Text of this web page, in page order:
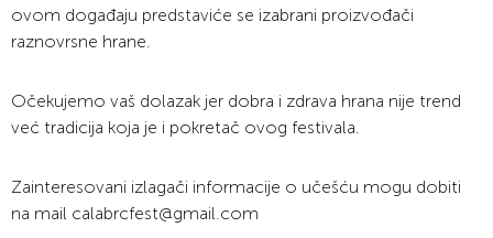
ovom događaju predstaviće se izabrani proizvođači
raznovrsne hrane.
Očekujemo vaš dolazak jer dobra i zdrava hrana nije trend
već tradicija koja je i pokretač ovog festivala.
Zainteresovani izlagači informacije o učešću mogu dobiti
na mail calabrcfest@gmail.com